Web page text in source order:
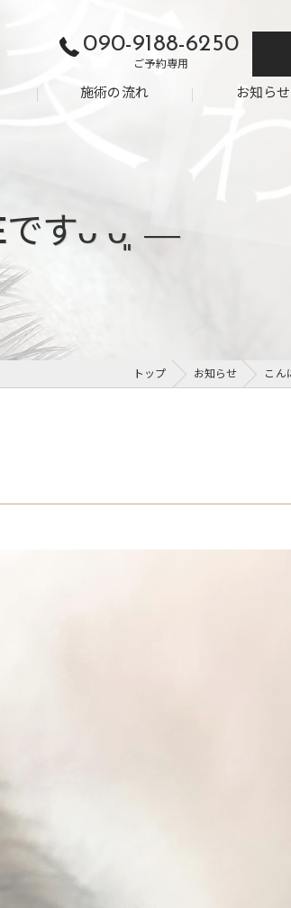
090-9188-6250
ご予約専用
施術の流れ お知らせ
ですᴗ ᴗ͈
トップ お知らせ こん